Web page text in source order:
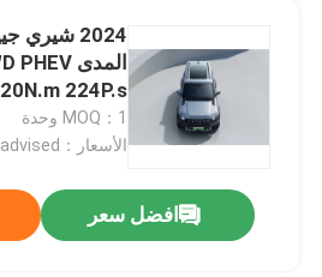
سيارات كهربائية ذات دفع رباعي
معدات توريد المركبات الكهربائية
مستعملة مركبات الطرق الوعرة
المحرك جاهزة
جديدة
MOQ：1 وحدة
الأسعار：To be advised
افضل سعر